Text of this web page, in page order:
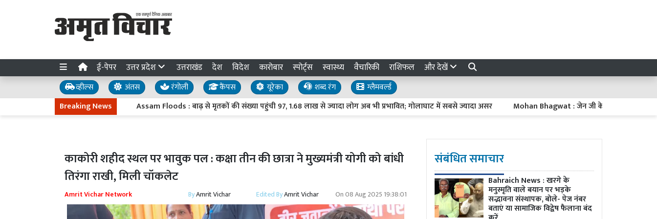
ई-पेपर उत्तर प्रदेश उत्तराखंड देश विदेश कारोबार स्पोर्ट्स स्वास्थ्य वैचारिकी राशिफल और देखें
व्हील्स अंतस रंगोली कैंपस यूरेका शब्द रंग
ग्लैमवर्ल्ड
Breaking News
Assam Floods : बाढ़ से मृतकों की संख्या पहुंची 97, 1.68 लाख से ज्यादा लोग अब भी प्रभावित; गोलाघाट में सबसे ज्यादा असर Mohan Bhagwat : जेन जी के आंदोलन को देशविरोधी न
काकोरी शहीद स्थल पर भावुक पल : कक्षा तीन की छात्रा ने मुख्यमंत्री योगी को बांधी
तिरंगा राखी, मिली चॉकलेट
Amrit Vichar Network ByAmrit Vichar Edited ByAmrit Vichar On08 Aug 2025 19:38:01
संबंधित समाचार
Bahraich News : खरगे के
मनुस्मृति वाले बयान पर भड़के
सद्भावना संस्थापक, बोले- पेज नंबर
बताएं या सामाजिक विद्वेष फैलाना बंद